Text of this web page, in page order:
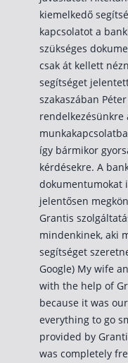
Életbiztosítások
Egészségbiztosítás
kiemelkedő
kapcsolatot a
szükséges
csak át kellett
segítséget
szakaszában
rendelkezésünkre
így bármikor
kérdésekre. A
dokumentumokat
jelentősen
Grantis
mindenkinek, aki
segítséget
Google) My wife
with the help of
because it was
everything to go
provided by
was completely